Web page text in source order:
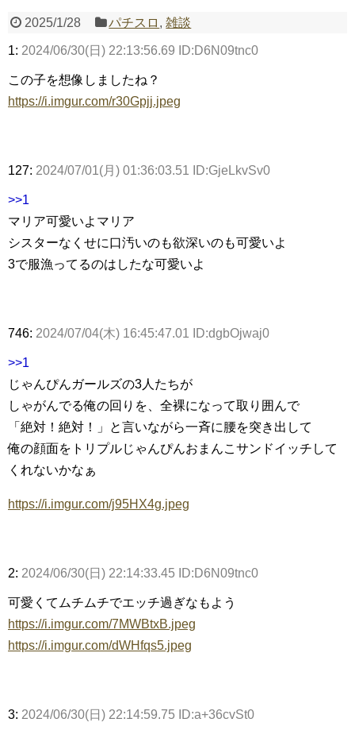
2025/1/28 パチスロ ,雑談
1: 2024/06/30(日) 22:13:56.69 ID:D6N09tnc0
この子を想像しましたね？
https://i.imgur.com/r30Gpjj.jpeg
127: 2024/07/01(月) 01:36:03.51 ID:GjeLkvSv0
>>1
マリア可愛いよマリア
シスターなくせに口汚いのも欲深いのも可愛いよ
3で服漁ってるのはしたな可愛いよ
746: 2024/07/04(木) 16:45:47.01 ID:dgbOjwaj0
>>1
じゃんぴんガールズの3人たちが
しゃがんでる俺の回りを、全裸になって取り囲んで
「絶対！絶対！」と言いながら一斉に腰を突き出して
俺の顔面をトリプルじゃんぴんおまんこサンドイッチして
くれないかなぁ
https://i.imgur.com/j95HX4g.jpeg
2: 2024/06/30(日) 22:14:33.45 ID:D6N09tnc0
可愛くてムチムチでエッチ過ぎなもよう
https://i.imgur.com/7MWBtxB.jpeg
https://i.imgur.com/dWHfqs5.jpeg
3: 2024/06/30(日) 22:14:59.75 ID:a+36cvSt0